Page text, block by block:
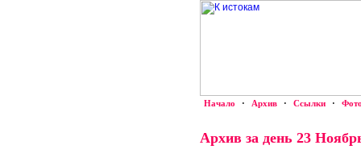
Начало · Архив · Ссылки ·
Архив за день 23